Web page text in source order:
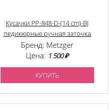
Кусачки PP-848-D-(14 cm)-BJ
педикюрные ручная заточка
Бренд: Metzger
Цена: 1 500 ₽
КУПИТЬ